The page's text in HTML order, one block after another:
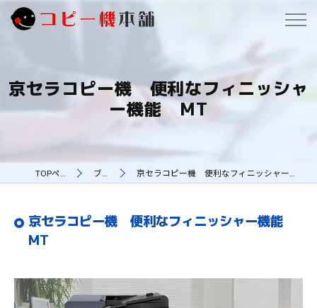
京セラコピー機 便利なフィニッシャ
ー機能 MT
TOPページ ブログ 京セラコピー機 便利なフィニッシャー機能 MT
京セラコピー機 便利なフィニッシャー機能
MT